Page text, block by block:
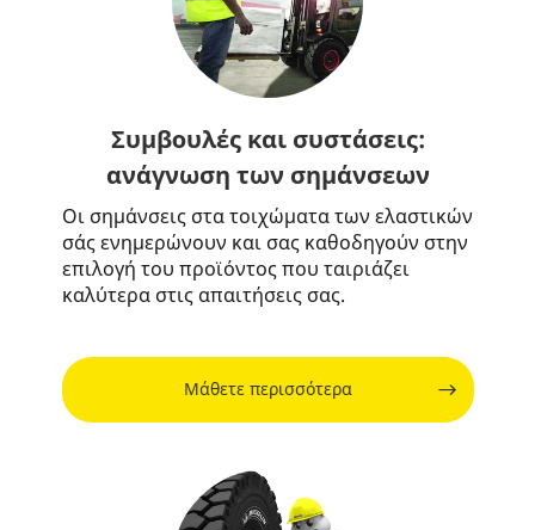
Συμβουλές και συστάσεις:
ανάγνωση των σημάνσεων
Οι σημάνσεις στα τοιχώματα των ελαστικών
σάς ενημερώνουν και σας καθοδηγούν στην
επιλογή του προϊόντος που ταιριάζει
καλύτερα στις απαιτήσεις σας.
Μάθετε περισσότερα